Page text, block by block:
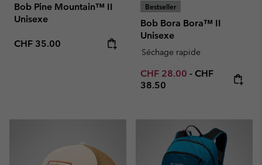
Bob Pine Mountain™ II
Unisexe
Regular price:
CHF 35.00
Bestseller
Bob Bora Bora™ II
Unisexe
Séchage rapide
Minimum sale price:
CHF 28.00 - Maximum
CHF
38.50